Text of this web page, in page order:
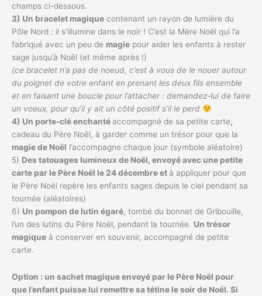
champs ci-dessous.
3) Un bracelet magique contenant un rayon de lumière du
Pôle Nord : il s’illumine dans le noir ! C’est la Mère Noël qui l’a
fabriqué avec un peu de magie pour aider les enfants à rester
sage jusqu’à Noël (et même après !)
(ce bracelet n’a pas de noeud, c’est à vous de le nouer autour
du poignet de votre enfant en prenant les deux fils ensemble
et en faisant une boucle pour l’attacher : demandez-lui de faire
un voeux, pour qu’il y ait un côté positif s’il le perd
4) Un porte-clé enchantéaccompagné de sa petite carte,
cadeau du Père Noël, à garder comme un trésor pour que la
magie de Noël l’accompagne chaque jour (symbole aléatoire)
5) Des tatouages lumineux de Noël, envoyé avec une petite
carte par le Père Noël le 24 décembre età appliquer pour que
le Père Noël repère les enfants sages depuis le ciel pendant sa
tournée (aléatoires)
6) Un pompon de lutin égaré, tombé du bonnet de Gribouille,
l’un des lutins du Père Noël, pendant la tournée. Un trésor
magique à conserver en souvenir, accompagné de petite
carte.
Option : un sachet magique envoyé par le Père Noël pour
que l’enfant puisse lui remettre sa tétine le soir de Noël. Si